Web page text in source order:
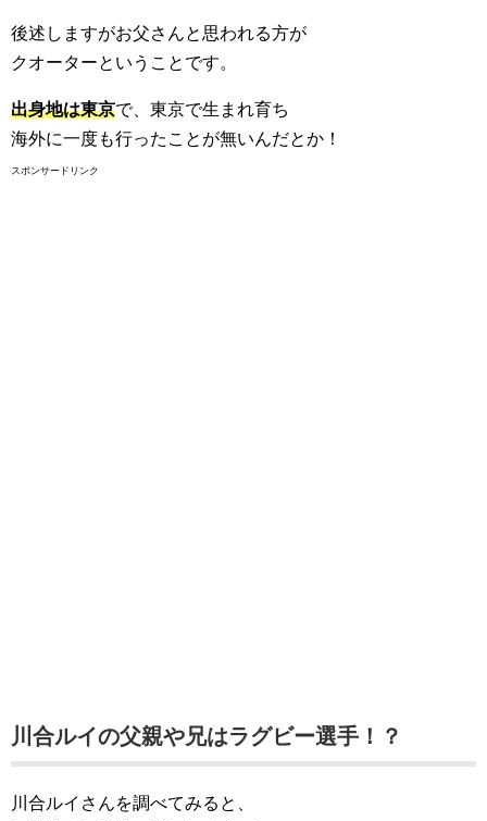
後述しますがお父さんと思われる方が
クオーターということです。
出身地は東京で、東京で生まれ育ち
海外に一度も行ったことが無いんだとか！
スポンサードリンク
川合ルイの父親や兄はラグビー選手！？
川合ルイさんを調べてみると、